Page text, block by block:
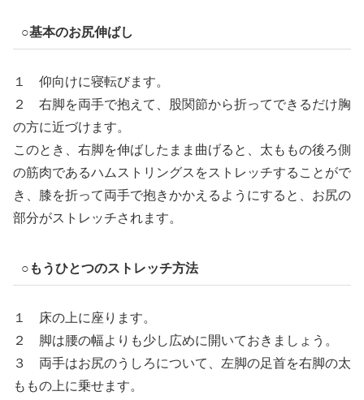
○基本のお尻伸ばし
１ 仰向けに寝転びます。
２ 右脚を両手で抱えて、股関節から折ってできるだけ胸
の方に近づけます。
このとき、右脚を伸ばしたまま曲げると、太ももの後ろ側
の筋肉であるハムストリングスをストレッチすることがで
き、膝を折って両手で抱きかかえるようにすると、お尻の
部分がストレッチされます。
○もうひとつのストレッチ方法
１ 床の上に座ります。
２ 脚は腰の幅よりも少し広めに開いておきましょう。
３ 両手はお尻のうしろについて、左脚の足首を右脚の太
ももの上に乗せます。